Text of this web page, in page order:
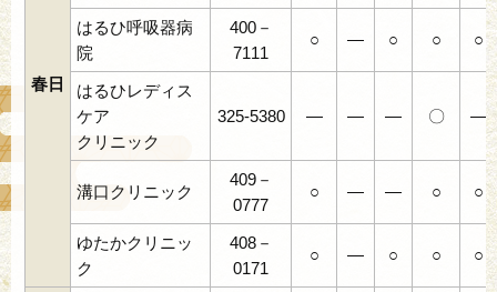
春日
はるひ呼吸器病
院
400－
7111
○ ― ○ ○ ○
はるひレディス
ケア
クリニック
325-5380 ― ― ― 〇 ―
溝口クリニック
409－
0777
○ ― ― ○ ○
ゆたかクリニッ
ク
408－
0171
○ ― ○ ○ ○